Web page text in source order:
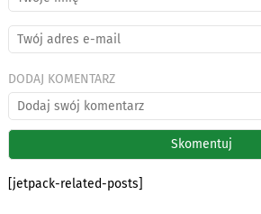
DODAJ KOMENTARZ
[jetpack-related-posts]